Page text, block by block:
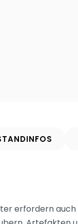
erfordern